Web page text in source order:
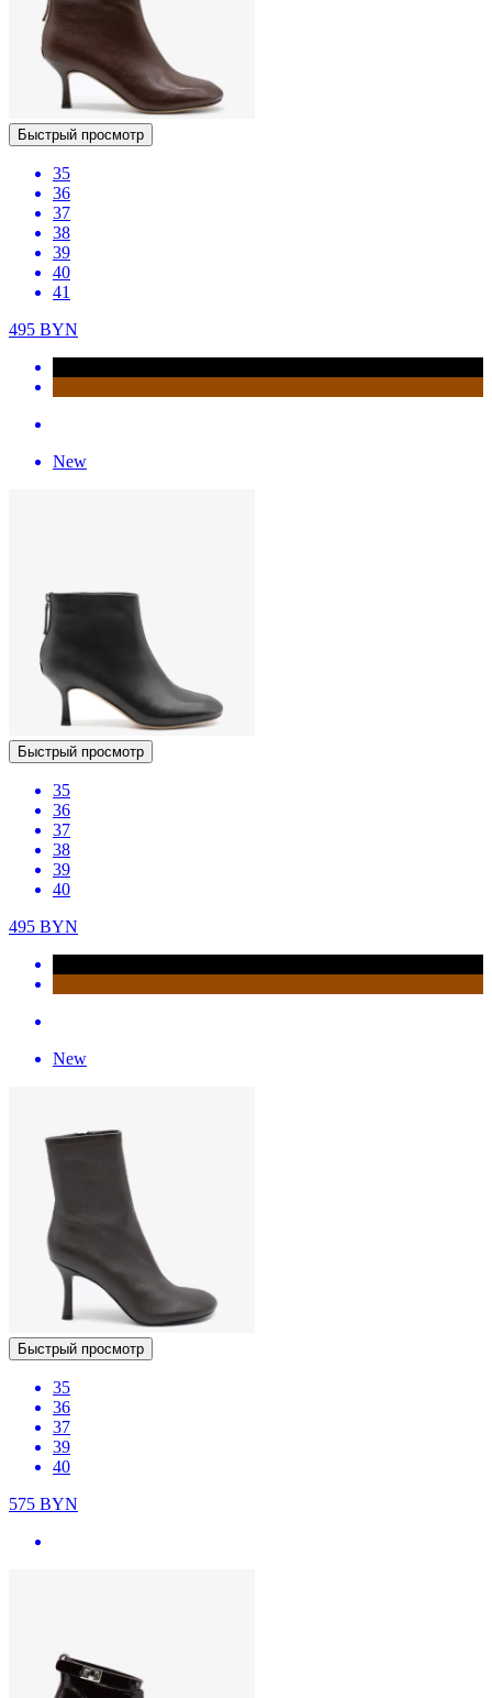
Быстрый просмотр
35
36
37
38
39
40
41
495 BYN
New
Быстрый просмотр
35
36
37
38
39
40
495 BYN
New
Быстрый просмотр
35
36
37
39
40
575 BYN